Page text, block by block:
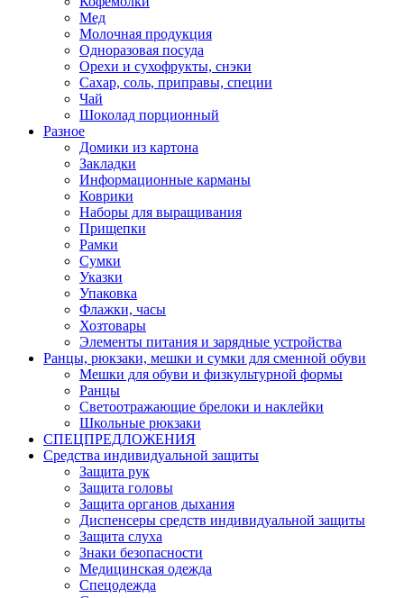
Мед
Молочная продукция
Одноразовая посуда
Орехи и сухофрукты, снэки
Сахар, соль, приправы, специи
Чай
Шоколад порционный
Разное
Домики из картона
Закладки
Информационные карманы
Коврики
Наборы для выращивания
Прищепки
Рамки
Сумки
Указки
Упаковка
Флажки, часы
Хозтовары
Элементы питания и зарядные устройства
Ранцы, рюкзаки, мешки и сумки для сменной обуви
Мешки для обуви и физкультурной формы
Ранцы
Светоотражающие брелоки и наклейки
Школьные рюкзаки
СПЕЦПРЕДЛОЖЕНИЯ
Средства индивидуальной защиты
Защита рук
Защита головы
Защита органов дыхания
Диспенсеры средств индивидуальной защиты
Защита слуха
Знаки безопасности
Медицинская одежда
Спецодежда